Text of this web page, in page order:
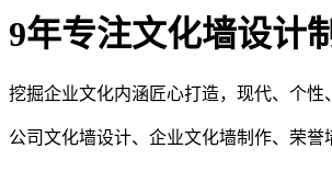
9年专注文化墙设计
挖掘企业文化内涵匠心打造，现代、个
公司文化墙设计、企业文化墙制作、荣誉